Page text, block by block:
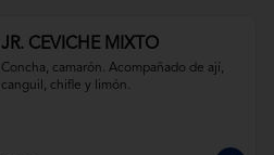
JR. CEVICHE MIXTO
Concha, camarón. Acompañado de ají,
canguil, chifle y limón.